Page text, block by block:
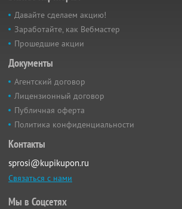
Давайте сделаем акцию!
Заработайте, как Вебмастер
Прошедшие акции
Документы
Агентский договор
Лицензионный договор
Публичная оферта
Политика конфиденциальности
Контакты
sprosi@kupikupon.ru
Связаться с нами
Мы в Соцсетях